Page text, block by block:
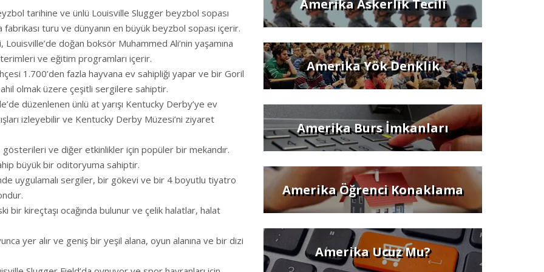
tarihine ve ünlü Louisville Slugger beyzbol sopası
turu ve dünyanın en büyük beyzbol sopası içerir.
doğan boksör Muhammed Ali’nin yaşamına
ve eğitim programları içerir.
1.700’den fazla hayvana ev sahipliği yapar ve bir Goril
olmak üzere çeşitli sergilere sahiptir.
düzenlenen ünlü at yarışı Kentucky Derby’ye ev
izleyebilir ve Kentucky Derby Müzesi’ni ziyaret
ve diğer etkinlikler için popüler bir mekandır.
büyük bir oditoryuma sahiptir.
uygulamalı sergiler, bir gökevi ve bir 4 boyutlu tiyatro
bir kireçtaşı ocağında bulunur ve çelik halatlar, halat
yer alır ve geniş bir yeşil alana, oyun alanına ve bir dizi
Amerika Askerlik Tecili
Amerika Yök Denklik
Amerika Burs İmkanları
Amerika Öğrenci Konaklama
Amerika Ucuz Mu?